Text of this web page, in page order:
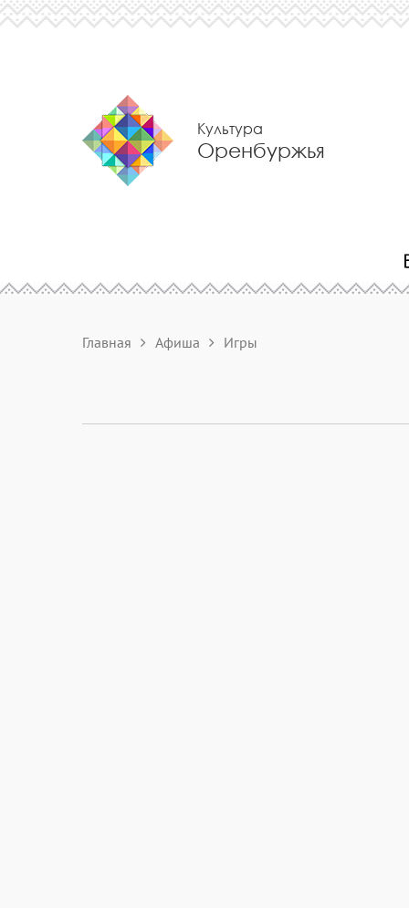
Культура
Оренбуржья
Главная Афиша Игры